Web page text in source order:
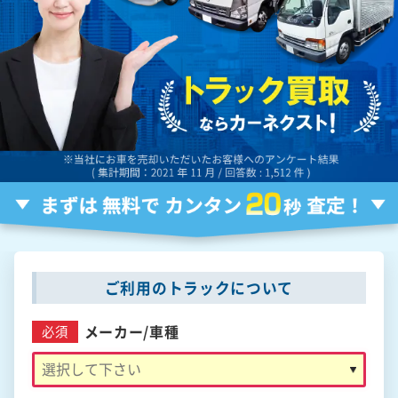
ご利用のトラックについて
必須 メーカー/車種